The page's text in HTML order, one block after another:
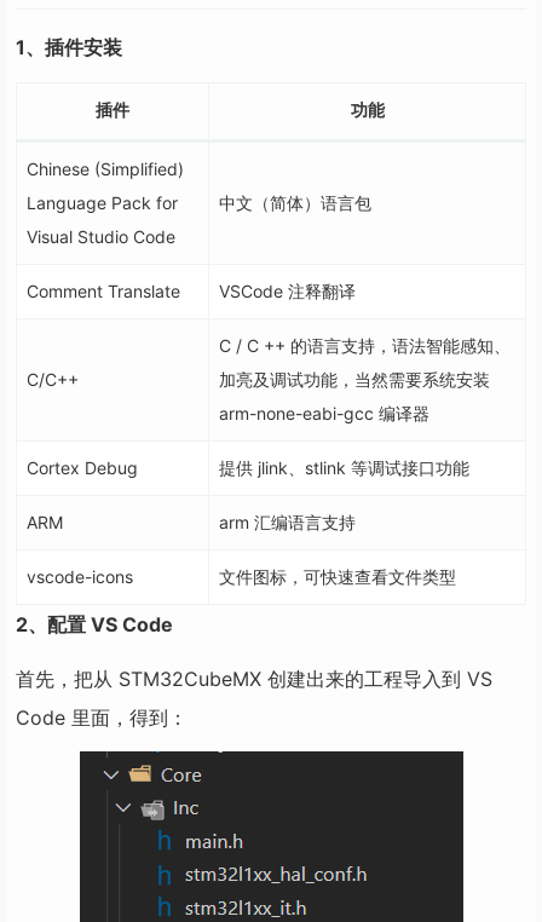
1、插件安装
插件 功能
Chinese (Simplified)
Language Pack for
Visual Studio Code
中文（简体）语言包
Comment Translate VSCode 注释翻译
C/C++
C / C ++ 的语言支持，语法智能感知、
加亮及调试功能，当然需要系统安装
arm-none-eabi-gcc 编译器
Cortex Debug 提供 jlink、stlink 等调试接口功能
ARM arm 汇编语言支持
vscode-icons 文件图标，可快速查看文件类型
2、配置 VS Code
首先，把从 STM32CubeMX 创建出来的工程导入到 VS
Code 里面，得到：